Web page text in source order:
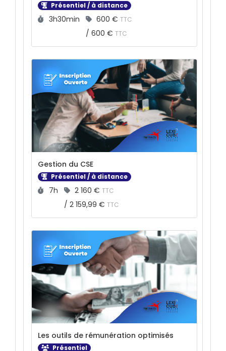
Présentiel / à distance
Durée :
3h30min Prix :
600 € TTC
/ 600 € TTC
Gestion du CSE
Présentiel / à distance
Durée :
7h Prix :
2 160 € TTC
/ 2 159,99 € TTC
Les outils de rémunération optimisés
Présentiel